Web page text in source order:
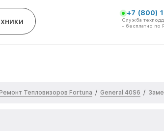
+7 (800)
Служба
- бесплатно по
Тепловизоров Fortuna / General 40S6 /